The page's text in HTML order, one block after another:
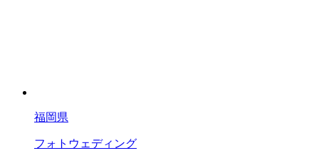
福岡県
フォトウェディング